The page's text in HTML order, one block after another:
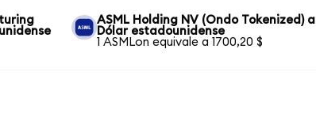
ASML Holding NV (Ondo Tokenized) a
Dólar estadounidense
1 ASMLon equivale a 1700,20 $